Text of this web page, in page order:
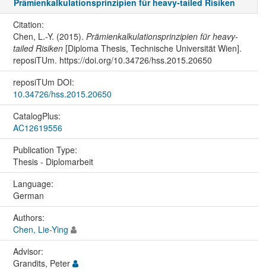
Citation:
Chen, L.-Y. (2015). Prämienkalkulationsprinzipien für heavy-
tailed Risiken[Diploma Thesis, Technische Universität Wien].
reposiTUm. https://doi.org/10.34726/hss.2015.20650
reposiTUm DOI:
10.34726/hss.2015.20650
CatalogPlus:
AC12619556
Publication Type:
Thesis - Diplomarbeit
Language:
German
Authors:
Chen, Lie-Ying
Advisor:
Grandits, Peter